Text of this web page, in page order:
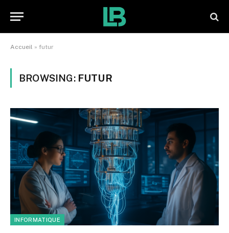
Accueil » futur
BROWSING: FUTUR
INFORMATIQUE